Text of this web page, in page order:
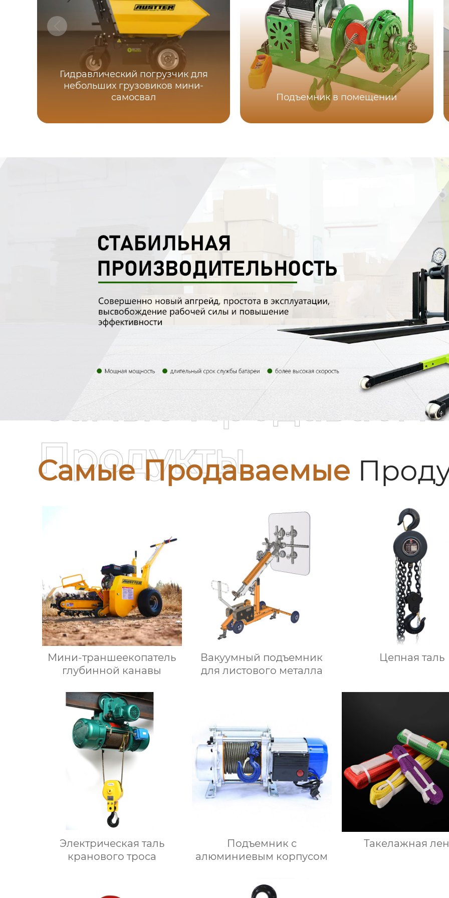
Гидравлический погрузчик для
небольших грузовиков мини-
самосвал
Подъемник в помещении
Самые Продаваемые
Самые
Продукты
Мини-траншеекопатель
глубинной канавы
Вакуумный подъемник
для листового металла
Цепная таль
Электрическая таль
кранового троса
Подъемник с
алюминиевым корпусом
Такелажная